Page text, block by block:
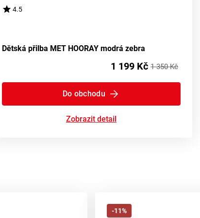
4.5
Dětská přilba MET HOORAY modrá zebra
1 199 Kč 1 350 Kč
Do obchodu
Zobrazit detail
-11%